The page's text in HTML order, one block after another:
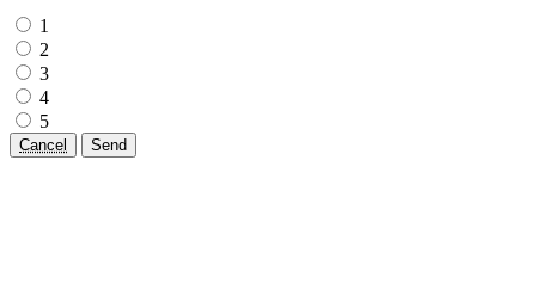
1
2
3
4
5
Cancel Send